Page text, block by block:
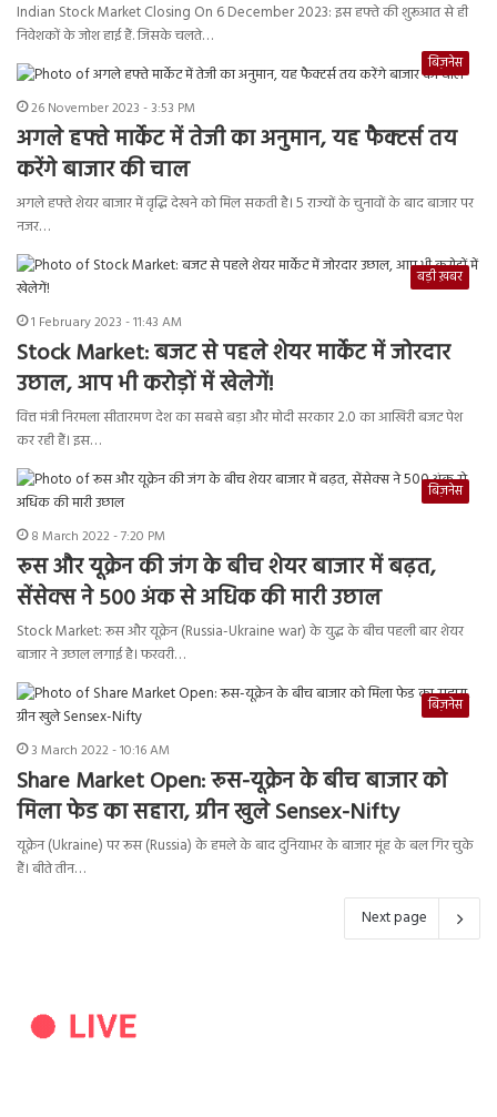
Indian Stock Market Closing On 6 December 2023: इस हफ्ते की शुरूआत से ही
निवेशकों के जोश हाई हैं. जिसके चलते…
बिज़नेस
26 November 2023 - 3:53 PM
अगले हफ्ते मार्केट में तेजी का अनुमान, यह फैक्टर्स तय
करेंगे बाजार की चाल
अगले हफ्ते शेयर बाजार में वृद्धि देखने को मिल सकती है। 5 राज्यों के चुनावों के बाद बाजार पर
नजर…
बड़ी ख़बर
1 February 2023 - 11:43 AM
Stock Market: बजट से पहले शेयर मार्केट में जोरदार
उछाल, आप भी करोड़ों में खेलेगें!
वित्त मंत्री निरमला सीतारमण देश का सबसे बड़ा और मोदी सरकार 2.0 का आखिरी बजट पेश
कर रही हैं। इस…
बिज़नेस
8 March 2022 - 7:20 PM
रूस और यूक्रेन की जंग के बीच शेयर बाजार में बढ़त,
सेंसेक्स ने 500 अंक से अधिक की मारी उछाल
Stock Market: रूस और यूक्रेन (Russia-Ukraine war) के युद्ध के बीच पहली बार शेयर
बाजार ने उछाल लगाई है। फरवरी…
बिज़नेस
3 March 2022 - 10:16 AM
Share Market Open: रूस-यूक्रेन के बीच बाजार को
मिला फेड का सहारा, ग्रीन खुले Sensex-Nifty
यूक्रेन (Ukraine) पर रूस (Russia) के हमले के बाद दुनियाभर के बाजार मूंह के बल गिर चुके
हैं। बीते तीन…
Next page